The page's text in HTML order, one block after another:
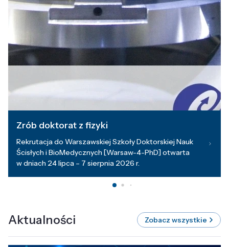
Zrób doktorat z fizyki
Rekrutacja do Warszawskiej Szkoły Doktorskiej Nauk
Ścisłych i BioMedycznych [Warsaw-4-PhD] otwarta
w dniach 24 lipca – 7 sierpnia 2026 r.
Aktualności Zobacz wszystkie